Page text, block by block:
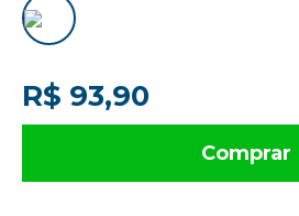
R$ 93,90
Comprar